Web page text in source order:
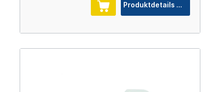
Produktdetails